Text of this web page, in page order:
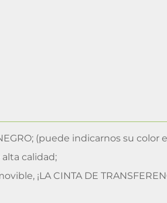
(puede indicarnos su color
calidad;
¡LA CINTA DE